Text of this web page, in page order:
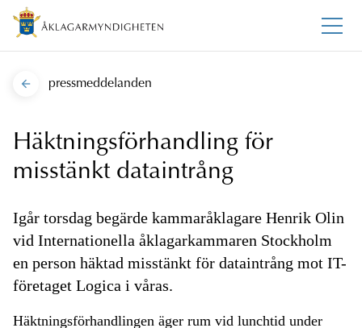
pressmeddelanden
Häktningsförhandling för
misstänkt dataintrång
Igår torsdag begärde kammaråklagare Henrik Olin
vid Internationella åklagarkammaren Stockholm
en person häktad misstänkt för dataintrång mot IT-
företaget Logica i våras.
Häktningsförhandlingen äger rum vid lunchtid under